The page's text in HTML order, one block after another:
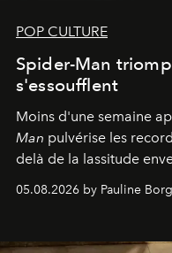
POP CULTURE
Spider-Man
s'essoufflent
Moins d'une semaine
Man pulvérise les
delà de la lassitude
personnages
05.08.2026 by Pauline